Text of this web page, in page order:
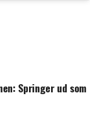
og Annette før
Springer ud som